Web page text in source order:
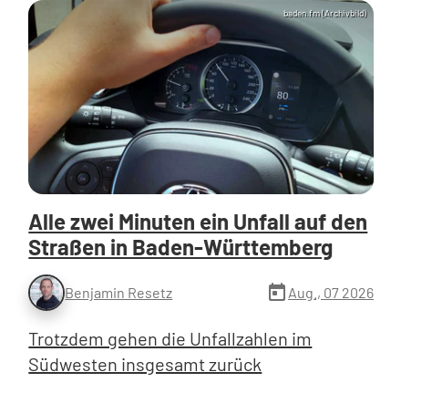
baden.fm (Archivbild)
Alle zwei Minuten ein Unfall auf den
Straßen in Baden-Württemberg
Benjamin Resetz today Aug., 07 2026
Trotzdem gehen die Unfallzahlen im
Südwesten insgesamt zurück